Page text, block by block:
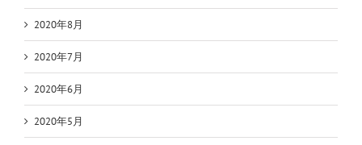
2020年8月
2020年7月
2020年6月
2020年5月